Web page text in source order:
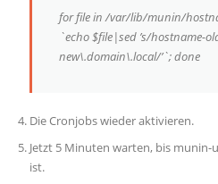
for file in /var/lib/munin/
`echo $file|sed ’s/hostname-
new\.domain\.local/’`; done
Die Cronjobs wieder aktivieren.
Jetzt 5 Minuten warten, bis munin-
ist.